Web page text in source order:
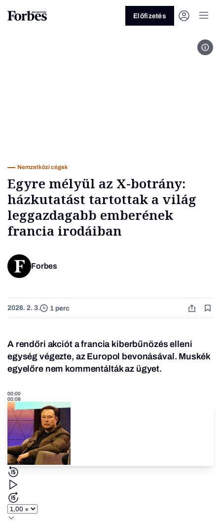
Üzlet
Előfizetés
Nemzetközi cégek
Egyre mélyül az X-botrány:
házkutatást tartottak a világ
leggazdagabb emberének
francia irodáiban
Forbes
2026. 2. 3. 1 perc
A rendőri akciót a francia kiberbűnözés elleni
egység végezte, az Europol bevonásával. Muskék
egyelőre nem kommentálták az ügyet.
00:00
00:08